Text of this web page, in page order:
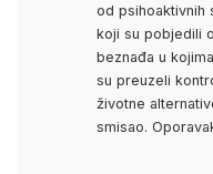
od psihoaktivnih
koji su pobjedili
beznađa u
su preuzeli
životne
smisao.